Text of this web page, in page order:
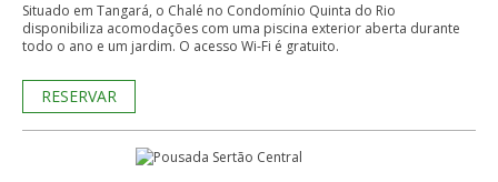
Situado em Tangará, o Chalé no Condomínio Quinta do Rio
disponibiliza acomodações com uma piscina exterior aberta durante
todo o ano e um jardim. O acesso Wi-Fi é gratuito.
RESERVAR